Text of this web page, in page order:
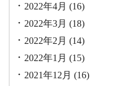
2022年4月 (16)
2022年3月 (18)
2022年2月 (14)
2022年1月 (15)
2021年12月 (16)